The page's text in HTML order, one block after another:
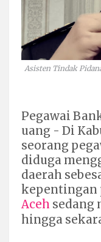
Asisten Tindak
Pegawai
uang - Di
seorang
diduga
daerah
kepentingan
Aceh sedang
hingga